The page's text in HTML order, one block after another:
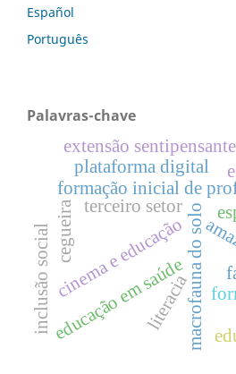
Español
Português
Palavras-chave
formação inicial de
macrofauna do solo
cinema e educação
plataforma digital
terceiro setor
extensão sentipensante
educação em saúde
cegueira
inclusão social literacia